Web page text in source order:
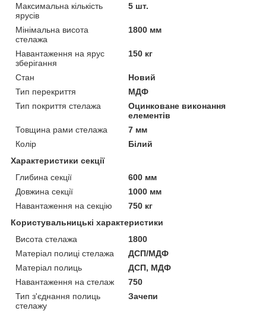
Максимальна кількість
ярусів
5 шт.
Мінімальна висота
стелажа
1800 мм
Навантаження на ярус
зберігання
150 кг
Стан
Новий
Тип перекриття
МДФ
Тип покриття стелажа
Оцинковане виконання
елементів
Товщина рами стелажа
7 мм
Колір
Білий
Характеристики секції
Глибина секції
600 мм
Довжина секції
1000 мм
Навантаження на секцію
750 кг
Користувальницькі характеристики
Висота стелажа
1800
Матеріал полиці стелажа
ДСП/МДФ
Матеріал полиць
ДСП, МДФ
Навантаження на стелаж
750
Тип з'єднання полиць
стелажу
Зачепи